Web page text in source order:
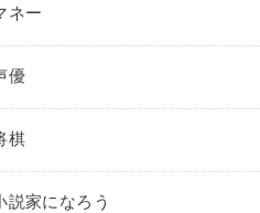
ネー
優
棋
説家になろう